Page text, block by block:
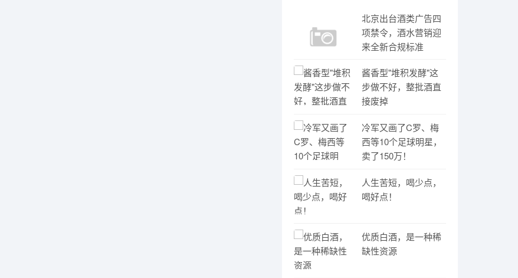
北京出台酒类广告四
项禁令，酒水营销迎
来全新合规标准
酱香型"堆积发酵"这
步做不好，整批酒直
接废掉
冷军又画了C罗、梅
西等10个足球明星，
卖了150万！
人生苦短，喝少点，
喝好点！
优质白酒，是一种稀
缺性资源